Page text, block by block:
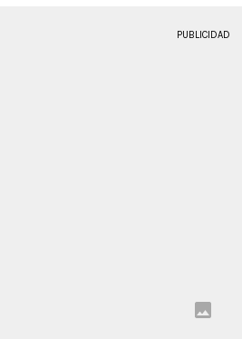
PUBLICIDAD